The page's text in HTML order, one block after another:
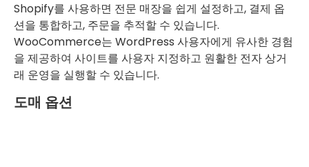
Shopify를 사용하면 전문 매장을 쉽게 설정하고, 결제 옵
션을 통합하고, 주문을 추적할 수 있습니다.
WooCommerce는 WordPress 사용자에게 유사한 경험
을 제공하여 사이트를 사용자 지정하고 원활한 전자 상거
래 운영을 실행할 수 있습니다.
도매 옵션